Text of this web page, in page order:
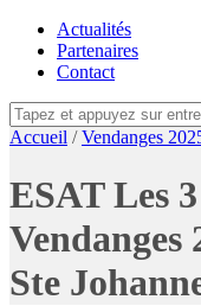
Actualités
Partenaires
Contact
Accueil /Vendanges
ESAT Les
Vendanges
Ste